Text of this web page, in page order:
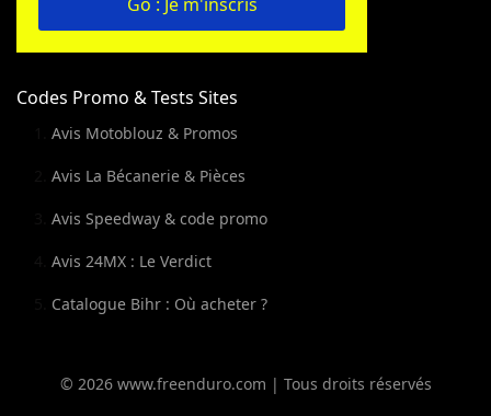
Codes Promo & Tests Sites
Avis Motoblouz & Promos
Avis La Bécanerie & Pièces
Avis Speedway & code promo
Avis 24MX : Le Verdict
Catalogue Bihr : Où acheter ?
© 2026 www.freenduro.com | Tous droits réservés